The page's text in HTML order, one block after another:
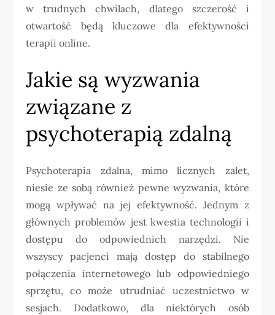
w trudnych chwilach, dlatego szczerość i
otwartość będą kluczowe dla efektywności
terapii online.
Jakie są wyzwania
związane z
psychoterapią zdalną
Psychoterapia zdalna, mimo licznych zalet,
niesie ze sobą również pewne wyzwania, które
mogą wpływać na jej efektywność. Jednym z
głównych problemów jest kwestia technologii i
dostępu do odpowiednich narzędzi. Nie
wszyscy pacjenci mają dostęp do stabilnego
połączenia internetowego lub odpowiedniego
sprzętu, co może utrudniać uczestnictwo w
sesjach. Dodatkowo, dla niektórych osób